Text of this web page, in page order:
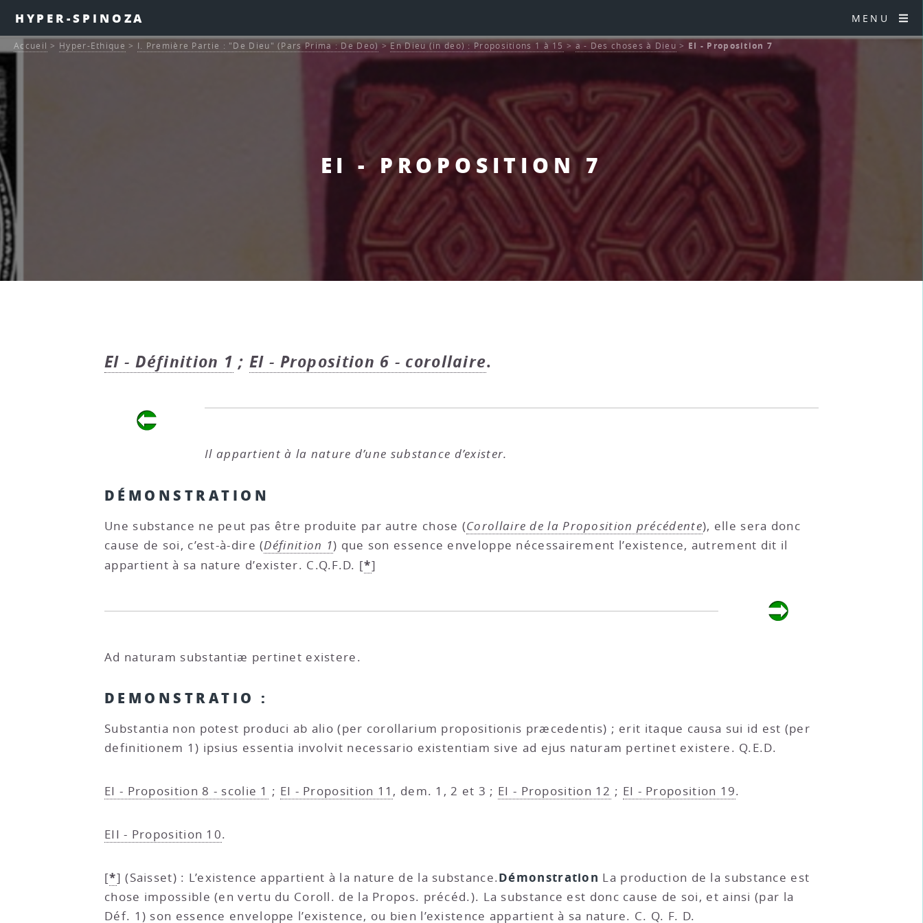
HYPER-SPINOZA MENU
EI - PROPOSITION 7
Accueil > Hyper-Ethique > I. Première Partie : "De Dieu" (Pars Prima : De Deo)>En Dieu (in deo) : Propositions 1 à 15 > a - Des choses à Dieu > EI - Proposition 7
EI - Définition 1 ;EI - Proposition 6 - corollaire.
Il appartient à la nature d’une substance d’exister.
DÉMONSTRATION
Une substance ne peut pas être produite par autre chose (Corollaire de la Proposition précédente), elle sera donc
cause de soi, c’est-à-dire (Définition 1) que son essence enveloppe nécessairement l’existence, autrement dit il
appartient à sa nature d’exister. C.Q.F.D. [*]
Ad naturam substantiæ pertinet existere.
DEMONSTRATIO :
Substantia non potest produci ab alio (per corollarium propositionis præcedentis) ; erit itaque causa sui id est (per
definitionem 1) ipsius essentia involvit necessario existentiam sive ad ejus naturam pertinet existere. Q.E.D.
EI - Proposition 8 - scolie 1 ; EI - Proposition 11 , dem. 1, 2 et 3 ; EI - Proposition 12 ; EI - Proposition 19.
EII - Proposition 10.
[*](Saisset) : L’existence appartient à la nature de la substance.Démonstration La production de la substance est
chose impossible (en vertu du Coroll. de la Propos. précéd.). La substance est donc cause de soi, et ainsi (par la
Déf. 1) son essence enveloppe l’existence, ou bien l’existence appartient à sa nature. C. Q. F. D.